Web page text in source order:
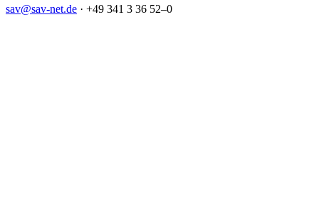
sav@sav-net.de · +49 341 3 36 52–0